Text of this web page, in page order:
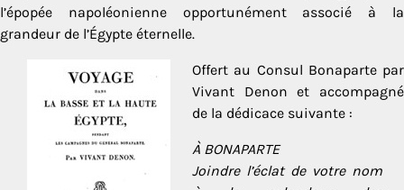
l’épopée napoléonienne opportunément associé à la
grandeur de l’Égypte éternelle.
Offert au Consul Bonaparte par
Vivant Denon et accompagné
de la dédicace suivante :
À BONAPARTE
Joindre l’éclat de votre nom